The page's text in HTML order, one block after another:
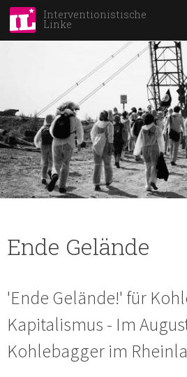
Direkt
Inhalt
Interventionistische
Linke
Ende Gelände
'Ende Gelände!' für
Kapitalismus - Im
Kohlebagger im